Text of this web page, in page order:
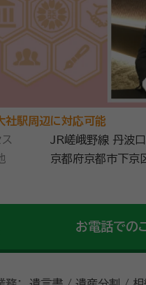
社駅周辺に対応可能
JR嵯峨野線 丹波
京都府京都市下京区中堂寺粟
お電話での